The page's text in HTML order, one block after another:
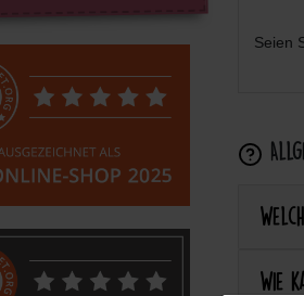
Seien
Wie